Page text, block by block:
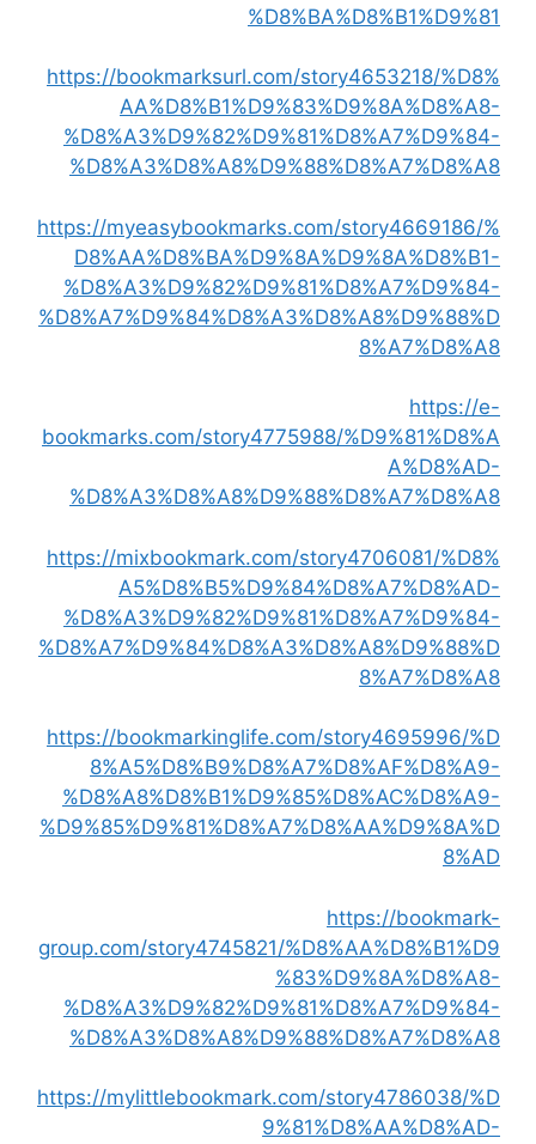
%D8%BA%D8%B1%D9%81
https://bookmarksurl.com/story4653218/%D8%
AA%D8%B1%D9%83%D9%8A%D8%A8-
%D8%A3%D9%82%D9%81%D8%A7%D9%84-
%D8%A3%D8%A8%D9%88%D8%A7%D8%A8
https://myeasybookmarks.com/story4669186/%
D8%AA%D8%BA%D9%8A%D9%8A%D8%B1-
%D8%A3%D9%82%D9%81%D8%A7%D9%84-
%D8%A7%D9%84%D8%A3%D8%A8%D9%88%D
8%A7%D8%A8
https://e-
bookmarks.com/story4775988/%D9%81%D8%A
A%D8%AD-
%D8%A3%D8%A8%D9%88%D8%A7%D8%A8
https://mixbookmark.com/story4706081/%D8%
A5%D8%B5%D9%84%D8%A7%D8%AD-
%D8%A3%D9%82%D9%81%D8%A7%D9%84-
%D8%A7%D9%84%D8%A3%D8%A8%D9%88%D
8%A7%D8%A8
https://bookmarkinglife.com/story4695996/%D
8%A5%D8%B9%D8%A7%D8%AF%D8%A9-
%D8%A8%D8%B1%D9%85%D8%AC%D8%A9-
%D9%85%D9%81%D8%A7%D8%AA%D9%8A%D
8%AD
https://bookmark-
group.com/story4745821/%D8%AA%D8%B1%D9
%83%D9%8A%D8%A8-
%D8%A3%D9%82%D9%81%D8%A7%D9%84-
%D8%A3%D8%A8%D9%88%D8%A7%D8%A8
https://mylittlebookmark.com/story4786038/%D
9%81%D8%AA%D8%AD-